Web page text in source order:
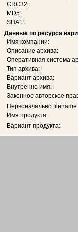
CRC32:
MD5:
SHA1:
Данные по ресурса
Имя компании:
Описание архива:
Оперативная система
Тип архива:
Вариант архива:
Внутренне имя:
Законное авторское
Первоначально filename:
Имя продукта:
Вариант продукта: